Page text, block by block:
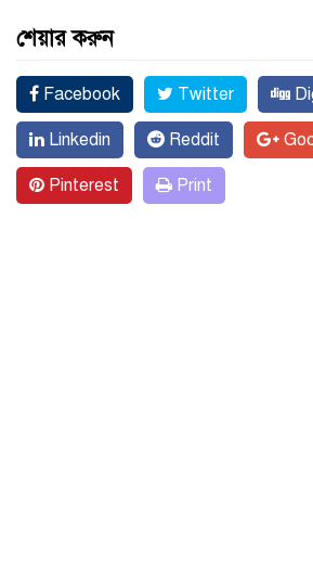
শেয়ার করুন
Facebook Twitter
Linkedin Reddit
Pinterest Print